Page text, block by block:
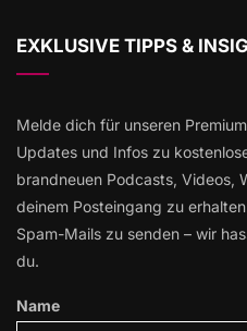
EXKLUSIVE TIPPS &
Melde dich für unseren
Updates und Infos zu
brandneuen Podcasts, Videos,
deinem Posteingang zu
Spam-Mails zu senden – wir
du.
Name